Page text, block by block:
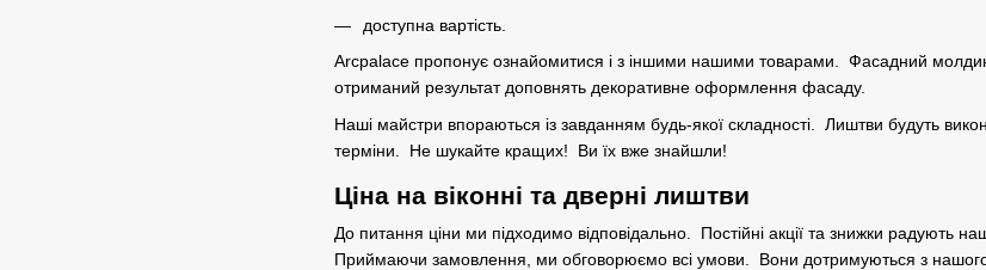
доступна вартість.
Arcpalace пропонує ознайомитися і з іншими нашими товарами. Фасадний
отриманий результат доповнять декоративне оформлення фасаду.
Наші майстри впораються із завданням будь-якої складності. Лиштви будуть
терміни. Не шукайте кращих! Ви їх вже знайшли!
Ціна на віконні та дверні лиштви
До питання ціни ми підходимо відповідально. Постійні акції та знижки радують
Приймаючи замовлення, ми обговорюємо всі умови. Вони дотримуються з